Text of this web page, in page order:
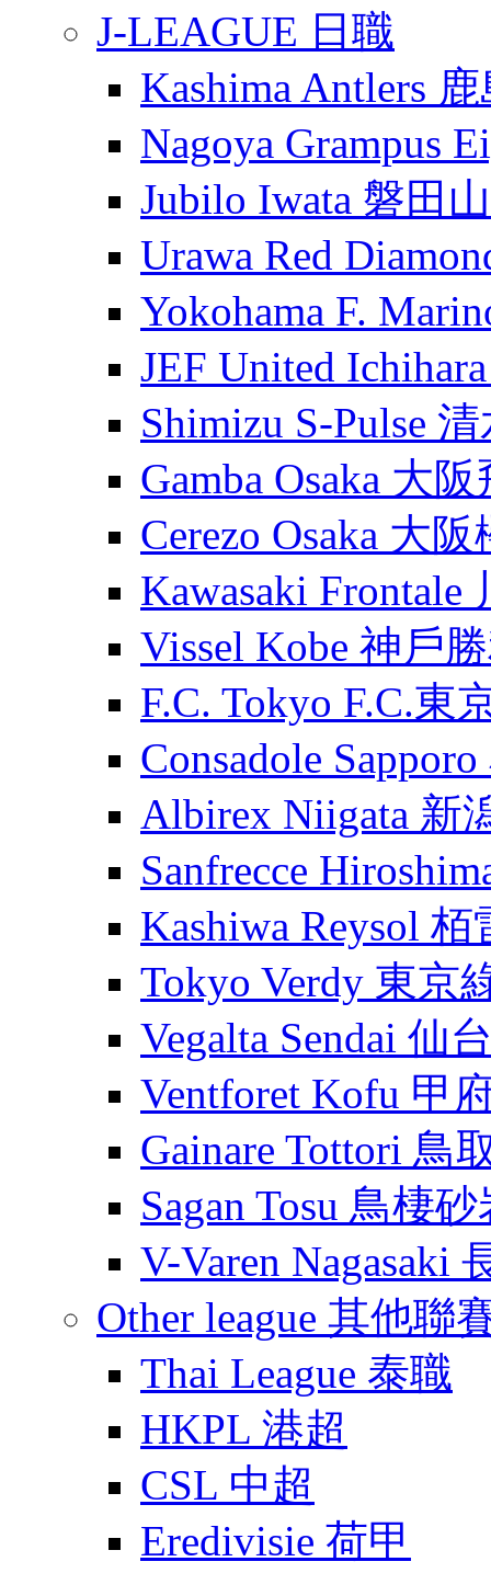
J-LEAGUE 日職
Kashima Antlers
Nagoya Grampus
Jubilo Iwata 磐田
Urawa Red
Yokohama F.
JEF United
Shimizu S-Pulse
Gamba Osaka 大
Cerezo Osaka 大
Kawasaki Frontale
Vissel Kobe 神戶
F.C. Tokyo F.C.東
Consadole
Albirex Niigata 新
Sanfrecce
Kashiwa Reysol
Tokyo Verdy 東京
Vegalta Sendai 仙
Ventforet Kofu 甲
Gainare Tottori 鳥
Sagan Tosu 鳥棲砂
V-Varen Nagasaki
Other league 其他聯
Thai League 泰職
HKPL 港超
CSL 中超
Eredivisie 荷甲